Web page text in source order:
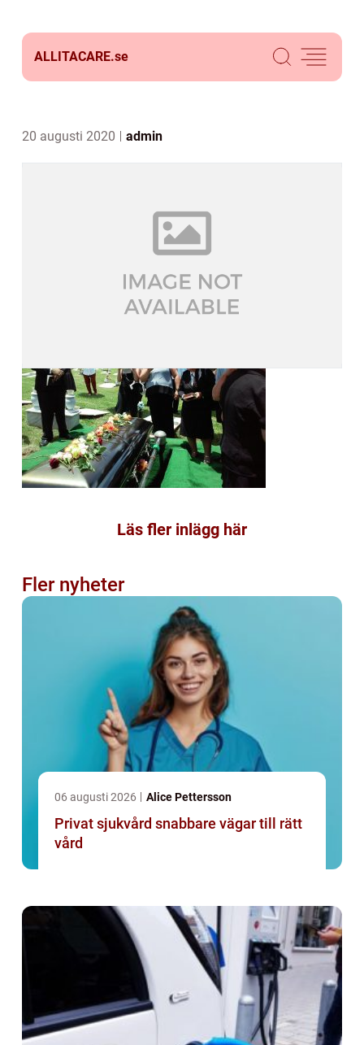
ALLITACARE.se
20 augusti 2020 admin
Läs fler inlägg här
Fler nyheter
06 augusti 2026 Alice Pettersson
Privat sjukvård snabbare vägar till rätt
vård